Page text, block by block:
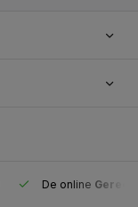
De online